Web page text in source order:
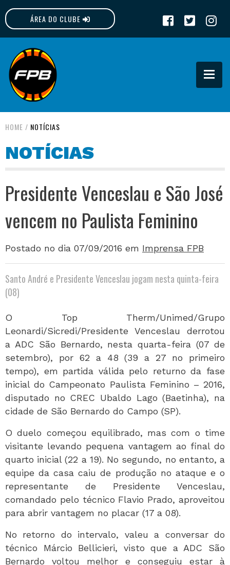
ÁREA DO CLUBE
FPB
HOME / NOTÍCIAS
NOTÍCIAS
Presidente Venceslau e São José
vencem no Paulista Feminino
Postado no dia 07/09/2016 em Imprensa FPB
Santo André e Presidente Venceslau jogam nesta quinta-feira
(08)
O Top Therm/Unimed/Grupo
Leonardi/Sicredi/Presidente Venceslau derrotou
a ADC São Bernardo, nesta quarta-feira (07 de
setembro), por 62 a 48 (39 a 27 no primeiro
tempo), em partida válida pelo returno da fase
inicial do Campeonato Paulista Feminino – 2016,
disputado no CREC Ubaldo Lago (Baetinha), na
cidade de São Bernardo do Campo (SP).
O duelo começou equilibrado, mas com o time
visitante levando pequena vantagem ao final do
quarto inicial (22 a 19). No segundo, no entanto, a
equipe da casa caiu de produção no ataque e o
representante de Presidente Venceslau,
comandado pelo técnico Flavio Prado, aproveitou
para abrir vantagem no placar (17 a 08).
No retorno do intervalo, valeu a conversar do
técnico Márcio Bellicieri, visto que a ADC São
Bernardo voltou melhor e conseguiu estar à